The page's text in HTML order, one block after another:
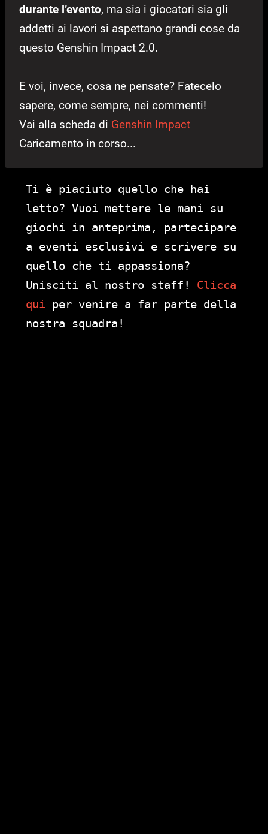
durante l’evento, ma sia i giocatori sia gli
addetti ai lavori si aspettano grandi cose da
questo Genshin Impact 2.0.
E voi, invece, cosa ne pensate? Fatecelo
sapere, come sempre, nei commenti!
Vai alla scheda di Genshin Impact
Caricamento in corso...
Ti è piaciuto quello che hai
letto? Vuoi mettere le mani su
giochi in anteprima, partecipare
a eventi esclusivi e scrivere su
quello che ti appassiona?
Unisciti al nostro staff! Clicca
qui per venire a far parte della
nostra squadra!